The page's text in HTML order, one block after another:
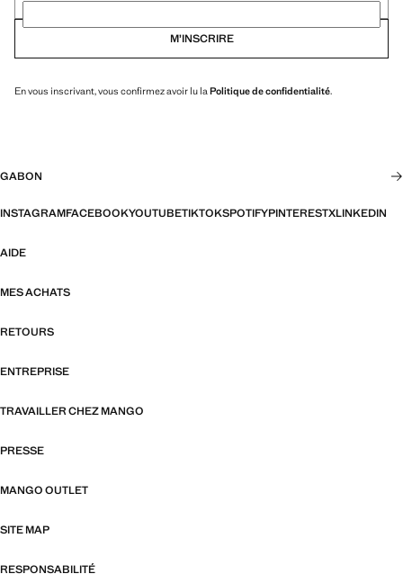
M’INSCRIRE
En vous inscrivant, vous confirmez avoir lu la Politique de confidentialité.
GABON
INSTAGRAMFACEBOOKYOUTUBETIKTOKSPOTIFYPINTERESTXLINKEDIN
AIDE
MES ACHATS
RETOURS
ENTREPRISE
TRAVAILLER CHEZ MANGO
PRESSE
MANGO OUTLET
SITE MAP
RESPONSABILITÉ